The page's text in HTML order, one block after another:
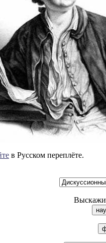
в Русском переплёте.